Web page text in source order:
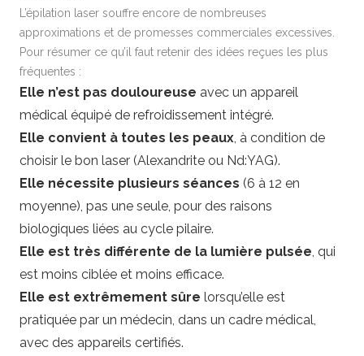
L’épilation laser souffre encore de nombreuses
approximations et de promesses commerciales excessives.
Pour résumer ce qu’il faut retenir des idées reçues les plus
fréquentes :
Elle n’est pas douloureuse avec un appareil
médical équipé de refroidissement intégré.
Elle convient à toutes les peaux , à condition de
choisir le bon laser (Alexandrite ou Nd:YAG).
Elle nécessite plusieurs séances (6 à 12 en
moyenne), pas une seule, pour des raisons
biologiques liées au cycle pilaire.
Elle est très différente de la lumière pulsée , qui
est moins ciblée et moins efficace.
Elle est extrêmement sûre lorsqu’elle est
pratiquée par un médecin, dans un cadre médical,
avec des appareils certifiés.